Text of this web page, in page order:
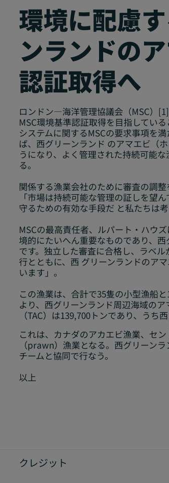
環境に配慮
ンランドの
認証取得へ
ロンドン―海洋管理協議会（MSC）
MSC環境基準認証取得を目指してい
システムに関するMSCの要求事項を
ば、西グリーンランド のアマエビ（
うになり、よく管理された持続可能
る。
関係する漁業会社のために審査の調
「市場は持続可能な管理の証しを望
守るための有効な手段だ と私たちは
MSCの最高責任者、ルパート・ハウ
境的にたいへん重要なものであり、
です。独立した審査に合格し、ラベ
行とともに、西 グリーンランドのア
います」。
この漁業は、合計で35隻の小型漁船
より、西グリーンランド周辺海域の
（TAC）は139,700トンであり、うち
これは、カナダのアカエビ漁業、セ
（prawn）漁業となる。西グリーン
チームと協同で行なう。
以上
クレジット